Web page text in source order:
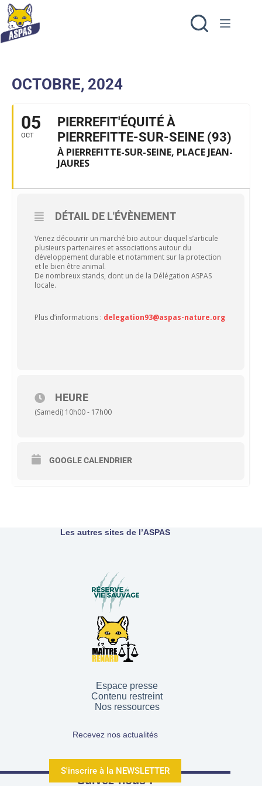
OCTOBRE, 2024
05
OCT
PIERREFIT'ÉQUITÉ À
PIERREFITTE-SUR-SEINE (93)
À PIERREFITTE-SUR-SEINE, PLACE JEAN-
JAURES
DÉTAIL DE L'ÉVÈNEMENT
Venez découvrir un marché bio autour duquel s’articule
plusieurs partenaires et associations autour du
développement durable et notamment sur la protection
et le bien être animal.
De nombreux stands, dont un de la Délégation ASPAS
locale.
Plus d’informations : delegation93@aspas-nature.org
HEURE
(Samedi) 10h00 - 17h00
GOOGLE CALENDRIER
Les autres sites de l’ASPAS
Espace presse
Contenu restreint
Nos ressources
Recevez nos actualités
S'inscrire à la NEWSLETTER
Suivez-nous !